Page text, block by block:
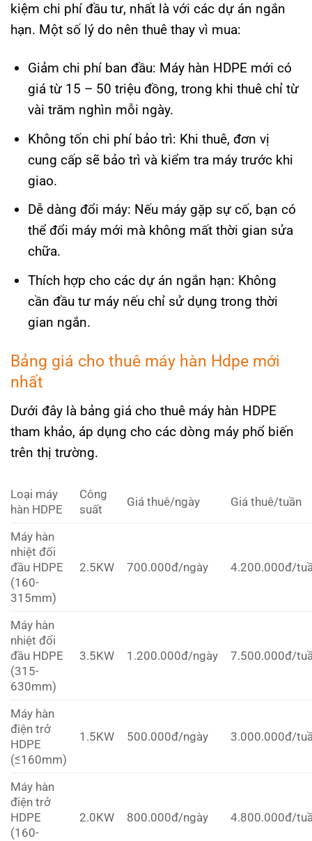
kiệm chi phí đầu tư, nhất là với các dự án ngắn
hạn. Một số lý do nên thuê thay vì mua:
Giảm chi phí ban đầu: Máy hàn HDPE mới có
giá từ 15 – 50 triệu đồng, trong khi thuê chỉ từ
vài trăm nghìn mỗi ngày.
Không tốn chi phí bảo trì: Khi thuê, đơn vị
cung cấp sẽ bảo trì và kiểm tra máy trước khi
giao.
Dễ dàng đổi máy: Nếu máy gặp sự cố, bạn có
thể đổi máy mới mà không mất thời gian sửa
chữa.
Thích hợp cho các dự án ngắn hạn: Không
cần đầu tư máy nếu chỉ sử dụng trong thời
gian ngắn.
Bảng giá cho thuê máy hàn Hdpe mới
nhất
Dưới đây là bảng giá cho thuê máy hàn HDPE
tham khảo, áp dụng cho các dòng máy phổ biến
trên thị trường.
Loại máy
hàn HDPE
Công
suất
Giá thuê/ngày Giá thuê/tuần
Máy hàn
nhiệt đối
đầu HDPE
(160-
315mm)
2.5KW 700.000đ/ngày 4.200.000đ/
Máy hàn
nhiệt đối
đầu HDPE
(315-
630mm)
3.5KW 1.200.000đ/ngày 7.500.000đ/
Máy hàn
điện trở
HDPE
(≤160mm)
1.5KW 500.000đ/ngày 3.000.000đ/
Máy hàn
điện trở
HDPE
(160-
2.0KW 800.000đ/ngày 4.800.000đ/